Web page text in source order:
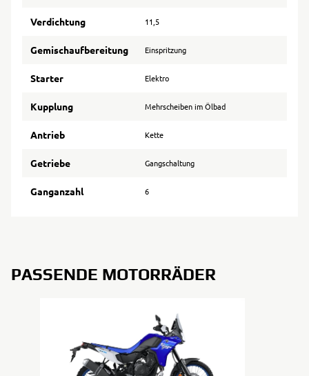
Verdichtung 11,5
Gemischaufbereitung Einspritzung
Starter Elektro
Kupplung Mehrscheiben im Ölbad
Antrieb Kette
Getriebe Gangschaltung
Ganganzahl 6
PASSENDE MOTORRÄDER